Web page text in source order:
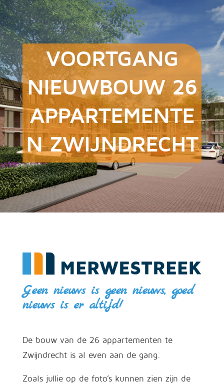
VOORTGANG
NIEUWBOUW 26
APPARTEMENTE
N ZWIJNDRECHT
Geen nieuws is geen nieuws, goed
nieuws is er altijd!
De bouw van de 26 appartementen te
Zwijndrecht is al even aan de gang.
Zoals jullie op de foto’s kunnen zien zijn de